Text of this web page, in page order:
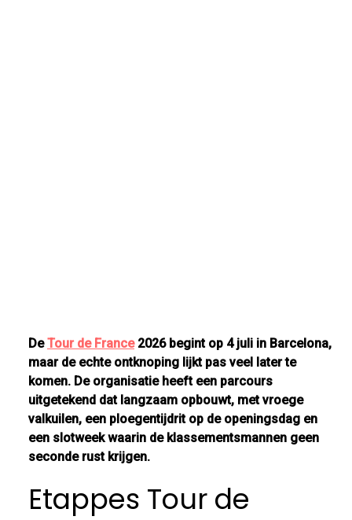
DeTour de France2026 begint op 4 juli in Barcelona,
maar de echte ontknoping lijkt pas veel later te
komen. De organisatie heeft een parcours
uitgetekend dat langzaam opbouwt, met vroege
valkuilen, een ploegentijdrit op de openingsdag en
een slotweek waarin de klassementsmannen geen
seconde rust krijgen.
Etappes Tour de